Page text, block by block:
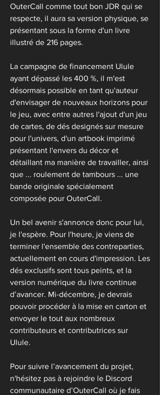
OuterCall comme tout bon JDR qui se
respecte, il aura sa version physique, se
présentant sous la forme d'un livre
illustré de 216 pages.
La campagne de financement Ulule
ayant dépassé les 400 %, il m'est
désormais possible en tant qu'auteur
d'envisager de nouveaux horizons pour
le jeu, avec entre autres l'ajout d'un jeu
de cartes, de dés designés sur mesure
pour l'univers, d'un artbook imprimé
présentant l'envers du décor et
détaillant ma manière de travailler, ainsi
que ... roulement de tambours ... une
bande originale spécialement
composée pour OuterCall.
Un bel avenir s'annonce donc pour lui,
je l'espère. Pour l'heure, je viens de
terminer l'ensemble des contreparties,
actuellement en cours d'impression. Les
dés exclusifs sont tous peints, et la
version numérique du livre continue
d’avancer. Mi-décembre, je devrais
pouvoir procéder à la mise en carton et
envoyer le tout aux nombreux
contributeurs et contributrices sur
Ulule.
Pour suivre l’avancement du projet,
n'hésitez pas à rejoindre le Discord
communautaire d’OuterCall où je fais